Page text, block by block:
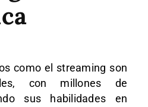
como el streaming son
con millones de
sus habilidades en